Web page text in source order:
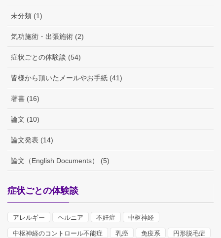
未分類 (1)
気功施術・出張施術 (2)
症状ごとの体験談 (54)
皆様から頂いたメールやお手紙 (41)
著書 (16)
論文 (10)
論文発表 (14)
論文（English Documents） (5)
症状ごとの体験談
アレルギー ヘルニア 不妊症 中枢神経
中枢神経のコントロール不能症 乳癌 免疫系 円形脱毛症